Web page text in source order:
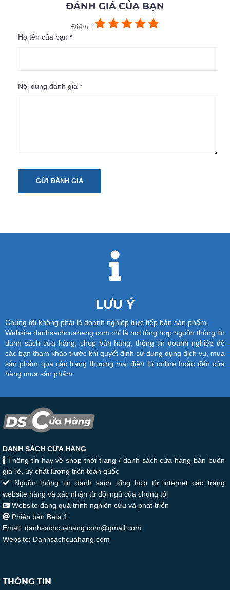
ĐÁNH GIÁ CỦA BẠN
Điểm :
Họ tên của bạn *
Nội dung đánh giá *
GỬI ĐÁNH GIÁ
LƯU Ý
Chúng tôi không phải là doanh nghiệp trực tiếp bán sản phẩm.
Website danhsachcuahang.com chỉ là nơi tổng hợp nguồn thông tin
danh sách cửa hàng, shop bán hàng, thông tin doanh nghiệp để
các bạn tham khảo trước khi quyết định sử dung dụng dịch vụ, mua
sản phẩm qua các trang thương mại điện tử online hoặc đến cửa
hàng mua sản phẩm.
DANH SÁCH CỬA HÀNG
Thông tin hay về shop thời trang / danh sách cửa hàng bán buôn
giá rẻ, uy chất lượng trên toàn quốc
Nguồn thông tin danh sách tổng hợp từ internet các trang
website hàng và xác nhận từ đội ngủ của chúng tôi
Website đang quá trình nghiên cứu và phát triển
Phiên bản Beta 1
Email: danhsachcuahang.com@gmail.com
Website: Danhsachcuahang.com
THÔNG TIN